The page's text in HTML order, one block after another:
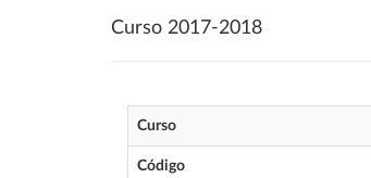
Curso 2017-2018
Curso
Código